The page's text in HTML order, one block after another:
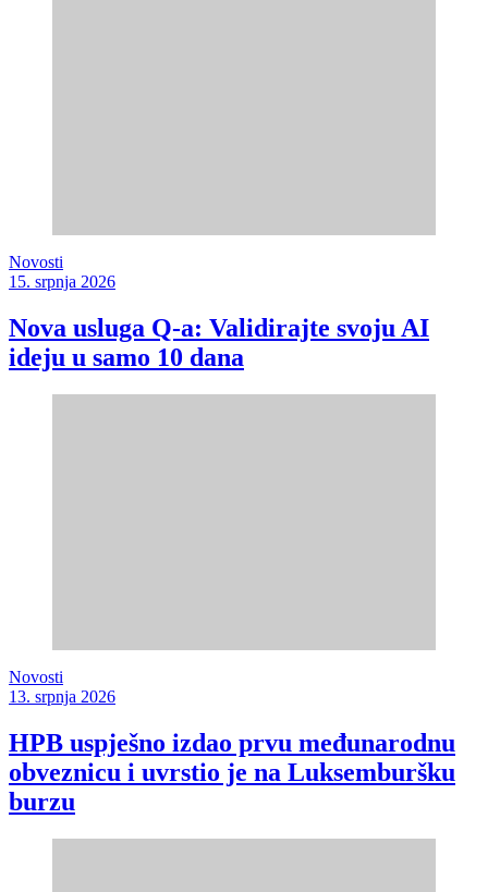
Novosti
15. srpnja 2026
Nova usluga Q-a: Validirajte svoju AI
ideju u samo 10 dana
Novosti
13. srpnja 2026
HPB uspješno izdao prvu međunarodnu
obveznicu i uvrstio je na Luksemburšku
burzu